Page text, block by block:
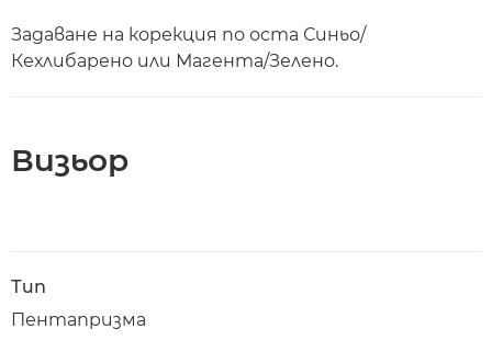
Задаване на корекция по оста Синьо/
Кехлибарено или Магента/Зелено.
Визьор
Тип
Пентапризма